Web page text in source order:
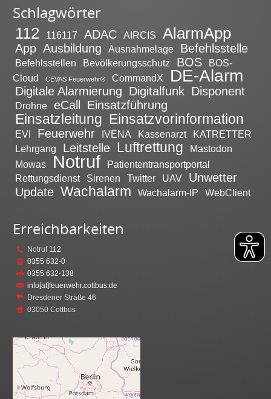
Schlagwörter
112 116117 ADAC AIRCIS AlarmApp
App Ausbildung Ausnahmelage Befehlsstelle
Befehlsstellen Bevölkerungsschutz BOS
BOS-
Cloud
CEVAS Feuerwehr® CommandX DE-Alarm
Digitale Alarmierung Digitalfunk Disponent
Drohne eCall Einsatzführung
Einsatzleitung Einsatzvorinformation
EVI Feuerwehr IVENA Kassenarzt
KATRETTER
Lehrgang
Leitstelle Luftrettung
Mastodon
Mowas
Notruf
Patiententransportportal
Rettungsdienst
Sirenen Twitter UAV
Unwetter
Update Wachalarm Wachalarm-IP WebClient
Erreichbarkeiten
Notruf 112
0355 632-0
0355 632-138
info[at]feuerwehr.cottbus.de
Dresdener Straße 46
03050 Cottbus